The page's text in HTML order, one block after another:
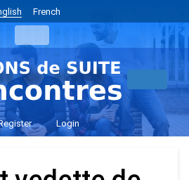
French
Login